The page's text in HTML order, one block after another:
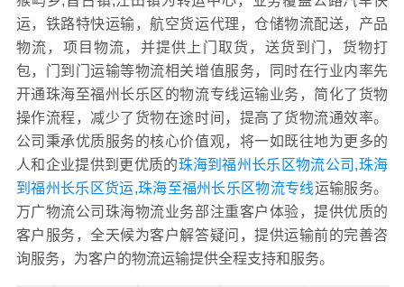
运，铁路特快运输，航空货运代理，仓储物流配送，产品
物流，项目物流，并提供上门取货，送货到门，货物打
包，门到门运输等物流相关增值服务，同时在行业内率先
开通珠海至福州长乐区的物流专线运输业务，简化了货物
操作流程，减少了货物在途时间，提高了货物流通效率。
公司秉承优质服务的核心价值观，将一如既往地为更多的
人和企业提供到更优质的珠海到福州长乐区物流公司,珠海
到福州长乐区货运,珠海至福州长乐区物流专线运输服务。
万广物流公司珠海物流业务部注重客户体验，提供优质的
客户服务，全天候为客户解答疑问，提供运输前的完善咨
询服务，为客户的物流运输提供全程支持和服务。